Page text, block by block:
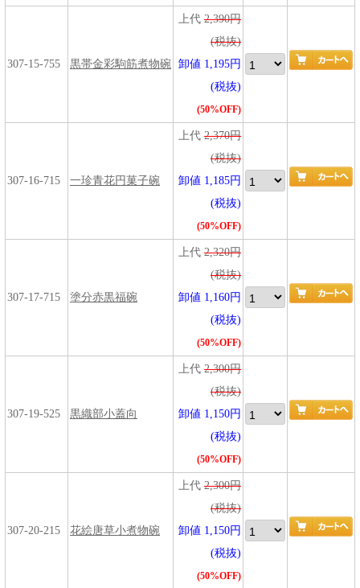
307-15-755 黒帯金彩駒筋煮物碗
上代 2,390円
(税抜)
卸値 1,195円
(税抜)
(50%OFF)
307-16-715 一珍青花円菓子碗
上代 2,370円
(税抜)
卸値 1,185円
(税抜)
(50%OFF)
307-17-715 塗分赤黒福碗
上代 2,320円
(税抜)
卸値 1,160円
(税抜)
(50%OFF)
307-19-525 黒織部小蓋向
上代 2,300円
(税抜)
卸値 1,150円
(税抜)
(50%OFF)
307-20-215 花絵唐草小煮物碗
上代 2,300円
(税抜)
卸値 1,150円
(税抜)
(50%OFF)